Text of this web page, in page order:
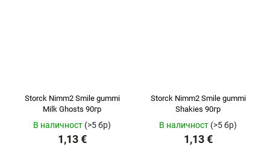
Storck Nimm2 Smile gummi
Milk Ghosts 90гр
В наличност (>5 бр)
1,13 €
Storck Nimm2 Smile gummi
Shakies 90гр
В наличност (>5 бр)
1,13 €